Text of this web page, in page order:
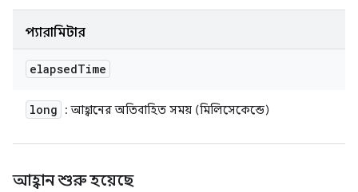
প্যারামিটার
elapsedTime
long : আহ্বানের অতিবাহিত সময় (মিলিসেকেন্ডে)
আহ্বান শুরু হয়েছে